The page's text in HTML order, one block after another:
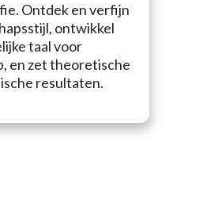
Ontdek en verfijn
ontwikkel
taal voor
en zet theoretische
resultaten.